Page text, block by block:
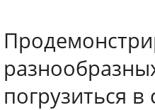
погрузиться